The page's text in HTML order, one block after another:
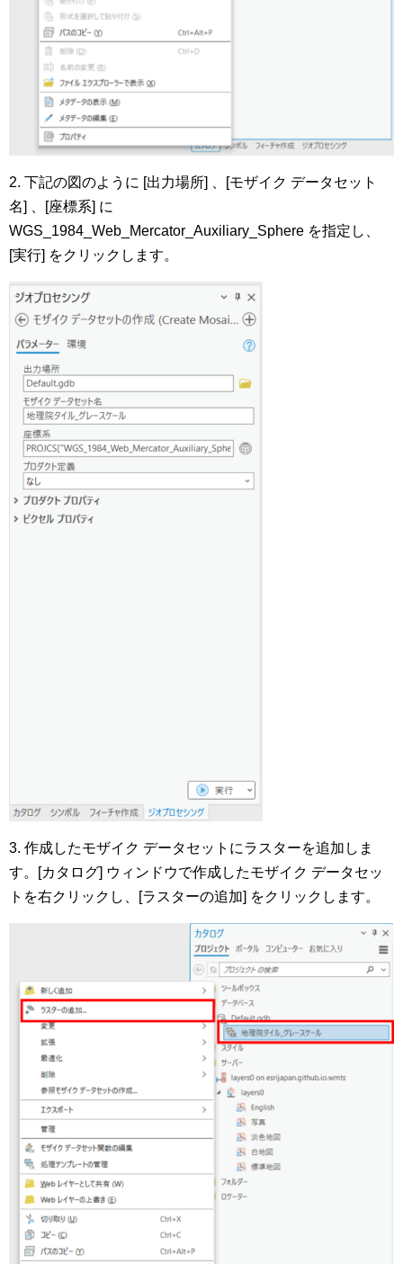
2. 下記の図のように [出力場所] 、[モザイク データセット
名] 、[座標系] に
WGS_1984_Web_Mercator_Auxiliary_Sphere を指定し、
[実行] をクリックします。
3. 作成したモザイク データセットにラスターを追加しま
す。[カタログ] ウィンドウで作成したモザイク データセッ
トを右クリックし、[ラスターの追加] をクリックします。